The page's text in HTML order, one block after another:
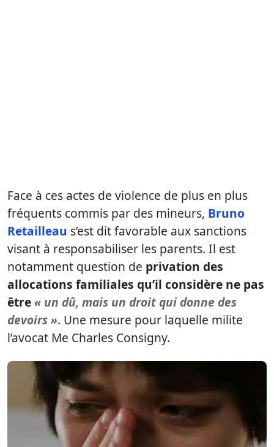
Face à ces actes de violence de plus en plus
fréquents commis par des mineurs, Bruno
Retailleau s’est dit favorable aux sanctions
visant à responsabiliser les parents. Il est
notamment question de privation des
allocations familiales qu’il considère ne pas
être« un dû, mais un droit qui donne des
devoirs ». Une mesure pour laquelle milite
l’avocat Me Charles Consigny.